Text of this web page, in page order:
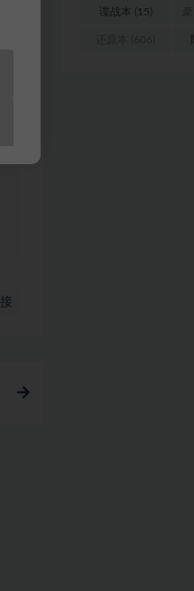
谍战本 (15)